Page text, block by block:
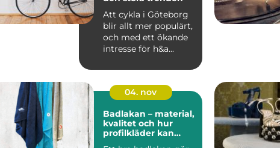
Att cykla i Göteborg
blir allt mer populärt,
och med ett ökande
intresse för h&a...
04. nov
Badlakan – material,
kvalitet och hur
profilkläder kan